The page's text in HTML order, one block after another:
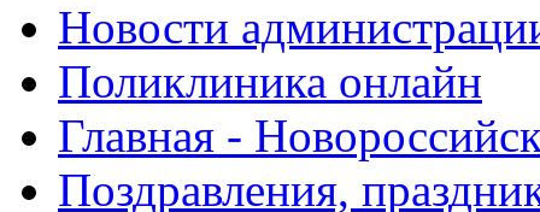
Новости
Поликлиника онлайн
Главная -
Поздравления,